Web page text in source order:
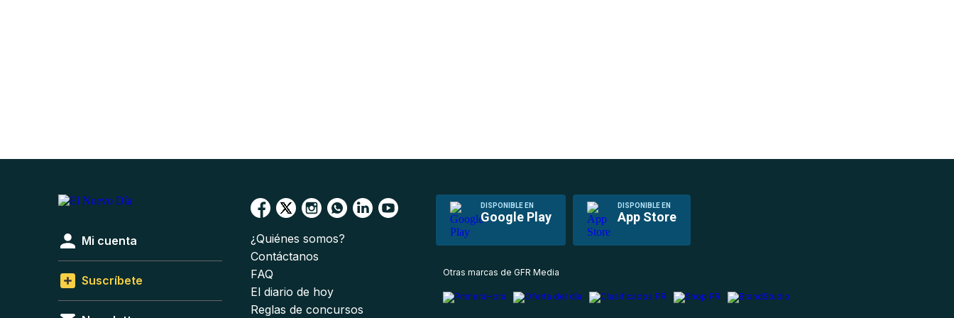
DISPONIBLE EN
Google Play
DISPONIBLE EN
App Store
Mi cuenta
Suscríbete
¿Quiénes somos?
Contáctanos
FAQ
El diario de hoy
Reglas de concursos
Otras marcas de GFR Media